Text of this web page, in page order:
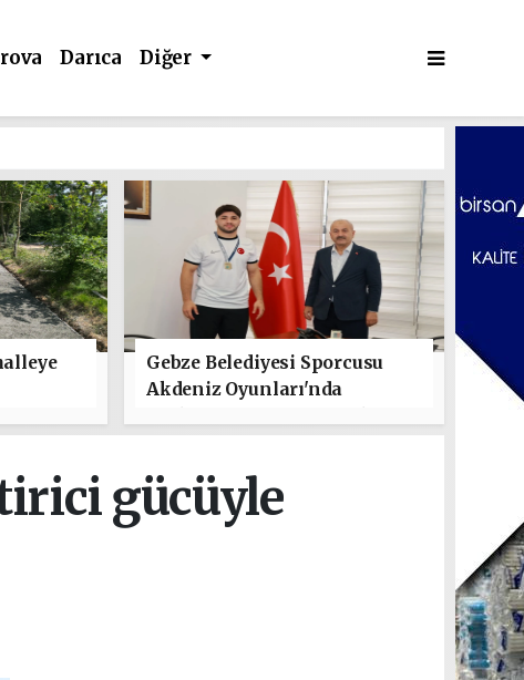
Darıca Diğer
Gebze Belediyesi Sporcusu
Akdeniz Oyunları'nda
gücüyle